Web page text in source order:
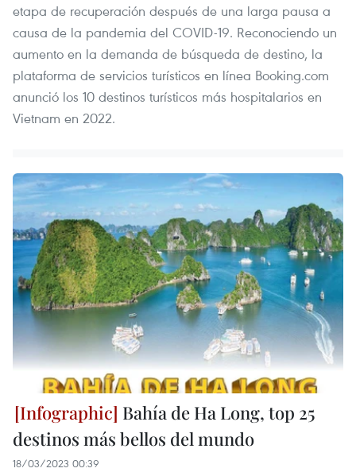
etapa de recuperación después de una larga pausa a
causa de la pandemia del COVID-19. Reconociendo un
aumento en la demanda de búsqueda de destino, la
plataforma de servicios turísticos en línea Booking.com
anunció los 10 destinos turísticos más hospitalarios en
Vietnam en 2022.
Bahía de Ha Long, top 25
destinos más bellos del mundo
18/03/2023 00:39